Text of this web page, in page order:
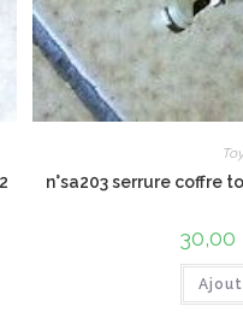
n°sa203 serrure coffre
30,00